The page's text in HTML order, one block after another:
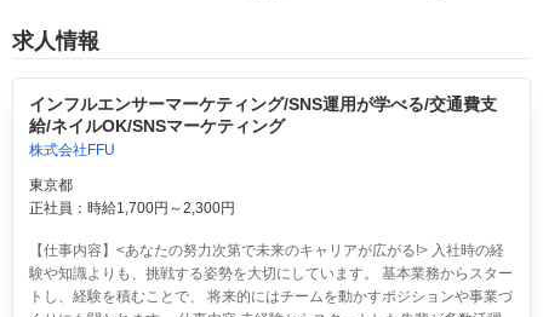
求人情報
インフルエンサーマーケティング/SNS運用が学べる/交通費支
給/ネイルOK/SNSマーケティング
株式会社FFU
東京都
正社員：時給1,700円～2,300円
【仕事内容】<あなたの努力次第で未来のキャリアが広がる!> 入社時の経
験や知識よりも、挑戦する姿勢を大切にしています。 基本業務からスター
トし、経験を積むことで、 将来的にはチームを動かすポジションや事業づ